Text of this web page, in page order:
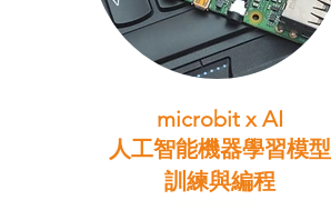
microbit x AI
人工智能機器學習模型
訓練與編程